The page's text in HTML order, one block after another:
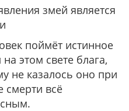
змей является
поймёт истинное
этом свете блага,
не казалось оно при
смерти всё